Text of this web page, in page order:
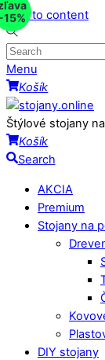
Skip to content
Menu
Košík
Štýlové stojany
Košík
Search
AKCIA
Premium
Stojany na
DIY stojany